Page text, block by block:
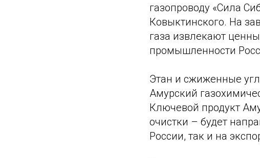
газопроводу «Сила
Ковыктинского. На
газа извлекают
промышленности
Этан и сжиженные
Амурский
Ключевой продукт
очистки – будет
России, так и на